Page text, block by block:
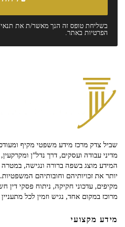
בשליחת טופס זה הנך מאשר/ת את
הפרטיות באתר.
שביל צדק מרכז מידע משפטי מקיף
מדיני עבודה ועסקים, דרך נדל"ן
המידע מוצג בשפה ברורה ונגישה,
יותר את זכויותיהם וחובותיהם
מקיפים, עדכוני חקיקה, ניתוח פסקי דין
מרוכז במקום אחד, נגיש וזמין לכל
מידע מקצועי